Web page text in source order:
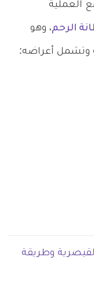
العملية
الرحم، وهو
وتشمل أعراضه:
وطريقة